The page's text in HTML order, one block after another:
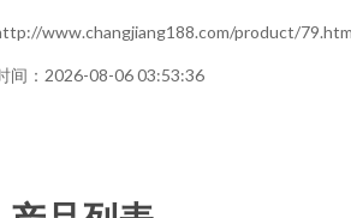
www.changjiang188.com/product/
间：2026-08-06 03:53:36